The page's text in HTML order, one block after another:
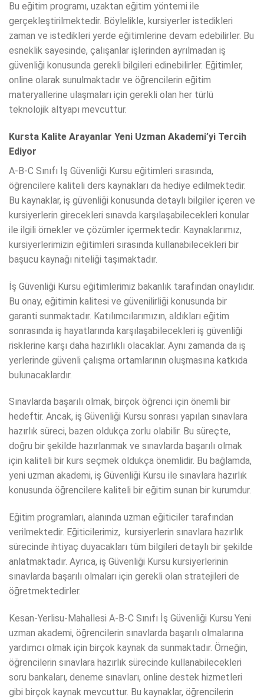
Bu eğitim programı, uzaktan eğitim yöntemi ile
gerçekleştirilmektedir. Böylelikle, kursiyerler istedikleri
zaman ve istedikleri yerde eğitimlerine devam edebilirler. Bu
esneklik sayesinde, çalışanlar işlerinden ayrılmadan iş
güvenliği konusunda gerekli bilgileri edinebilirler. Eğitimler,
online olarak sunulmaktadır ve öğrencilerin eğitim
materyallerine ulaşmaları için gerekli olan her türlü
teknolojik altyapı mevcuttur.
Kursta Kalite Arayanlar Yeni Uzman Akademi’yi Tercih
Ediyor
A-B-C Sınıfı İş Güvenliği Kursu eğitimleri sırasında,
öğrencilere kaliteli ders kaynakları da hediye edilmektedir.
Bu kaynaklar, iş güvenliği konusunda detaylı bilgiler içeren ve
kursiyerlerin girecekleri sınavda karşılaşabilecekleri konular
ile ilgili örnekler ve çözümler içermektedir. Kaynaklarımız,
kursiyerlerimizin eğitimleri sırasında kullanabilecekleri bir
başucu kaynağı niteliği taşımaktadır.
İş Güvenliği Kursu eğitimlerimiz bakanlık tarafından onaylıdır.
Bu onay, eğitimin kalitesi ve güvenilirliği konusunda bir
garanti sunmaktadır. Katılımcılarımızın, aldıkları eğitim
sonrasında iş hayatlarında karşılaşabilecekleri iş güvenliği
risklerine karşı daha hazırlıklı olacaklar. Aynı zamanda da iş
yerlerinde güvenli çalışma ortamlarının oluşmasına katkıda
bulunacaklardır.
Sınavlarda başarılı olmak, birçok öğrenci için önemli bir
hedeftir. Ancak, iş Güvenliği Kursu sonrası yapılan sınavlara
hazırlık süreci, bazen oldukça zorlu olabilir. Bu süreçte,
doğru bir şekilde hazırlanmak ve sınavlarda başarılı olmak
için kaliteli bir kurs seçmek oldukça önemlidir. Bu bağlamda,
yeni uzman akademi, iş Güvenliği Kursu ile sınavlara hazırlık
konusunda öğrencilere kaliteli bir eğitim sunan bir kurumdur.
Eğitim programları, alanında uzman eğiticiler tarafından
verilmektedir. Eğiticilerimiz, kursiyerlerin sınavlara hazırlık
sürecinde ihtiyaç duyacakları tüm bilgileri detaylı bir şekilde
anlatmaktadır. Ayrıca, iş Güvenliği Kursu kursiyerlerinin
sınavlarda başarılı olmaları için gerekli olan stratejileri de
öğretmektedirler.
Kesan-Yerlisu-Mahallesi A-B-C Sınıfı İş Güvenliği Kursu Yeni
uzman akademi, öğrencilerin sınavlarda başarılı olmalarına
yardımcı olmak için birçok kaynak da sunmaktadır. Örneğin,
öğrencilerin sınavlara hazırlık sürecinde kullanabilecekleri
soru bankaları, deneme sınavları, online destek hizmetleri
gibi birçok kaynak mevcuttur. Bu kaynaklar, öğrencilerin